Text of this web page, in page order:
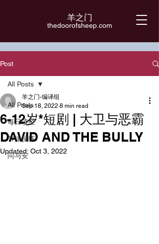
羊之门
​thedoorofsheep.com
Post
All Posts
每日读经
节律操练
问与安
All Posts
6-12岁*短剧 | 大卫与恶霸
DAVID AND THE BULLY
羊之门-编译组
Sep 18, 2022 8 min read
Updated: Oct 3, 2022